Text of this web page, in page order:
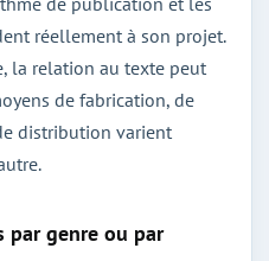
réellement à son projet.
la relation au texte peut
de fabrication, de
distribution varient
par genre ou par